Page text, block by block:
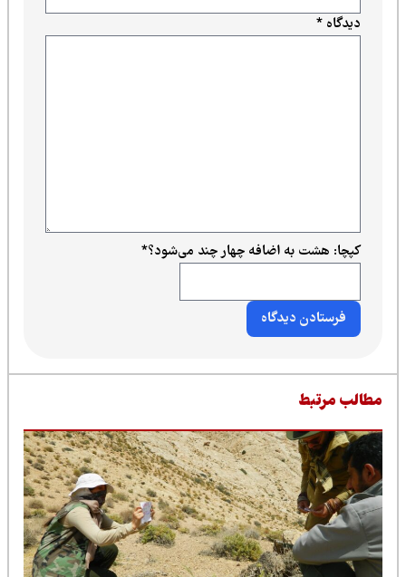
دیدگاه*
کپچا: هشت به اضافه چهار چند می‌شود؟*
مرتبط